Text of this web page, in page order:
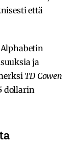
että
ja
TD Cowen
dollarin